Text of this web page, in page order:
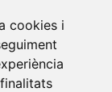
cookies i